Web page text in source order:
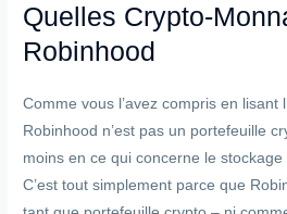
Quelles Crypto-
Robinhood
Comme vous l’avez compris en lisant
Robinhood n’est pas un portefeuille
moins en ce qui concerne le
C’est tout simplement parce que